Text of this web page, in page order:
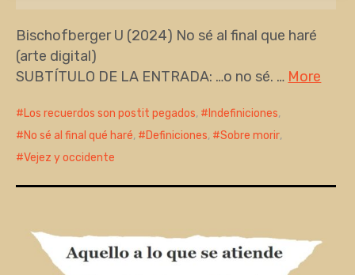
Bischofberger U (2024) No sé al final que haré
(arte digital)
SUBTÍTULO DE LA ENTRADA: …o no sé. … More
Los recuerdos son postit pegados, Indefiniciones,
No sé al final qué haré, Definiciones, Sobre morir,
Vejez y occidente